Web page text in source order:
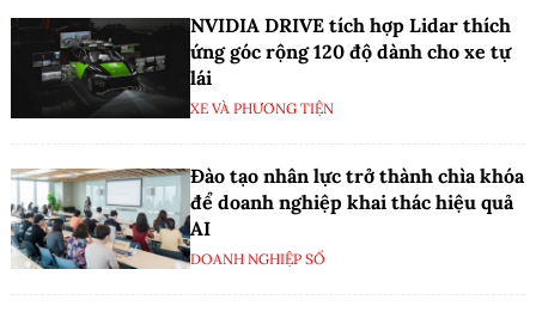
NVIDIA DRIVE tích hợp Lidar thích
ứng góc rộng 120 độ dành cho xe tự
lái
XE VÀ PHƯƠNG TIỆN
Đào tạo nhân lực trở thành chìa khóa
để doanh nghiệp khai thác hiệu quả
AI
DOANH NGHIỆP SỐ